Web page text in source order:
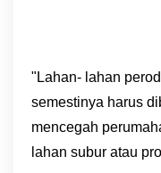
"Lahan- lahan
semestinya harus
mencegah
lahan subur atau